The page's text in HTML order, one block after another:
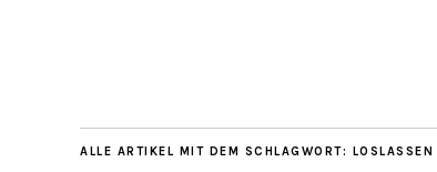
ALLE ARTIKEL MIT DEM SCHLAGWORT: LOSLASSEN